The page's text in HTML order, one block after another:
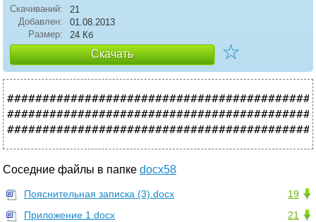
Скачиваний:
21
Добавлен:
01.08.2013
Размер:
24 Кб
Скачать ☆
Соседние файлы в папке docx58
19
Пояснительная записка (3).docx
21
Приложение 1.docx